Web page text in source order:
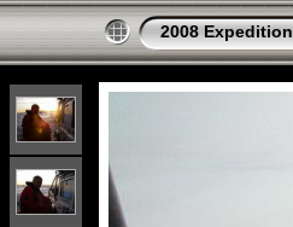
2008 Expedition